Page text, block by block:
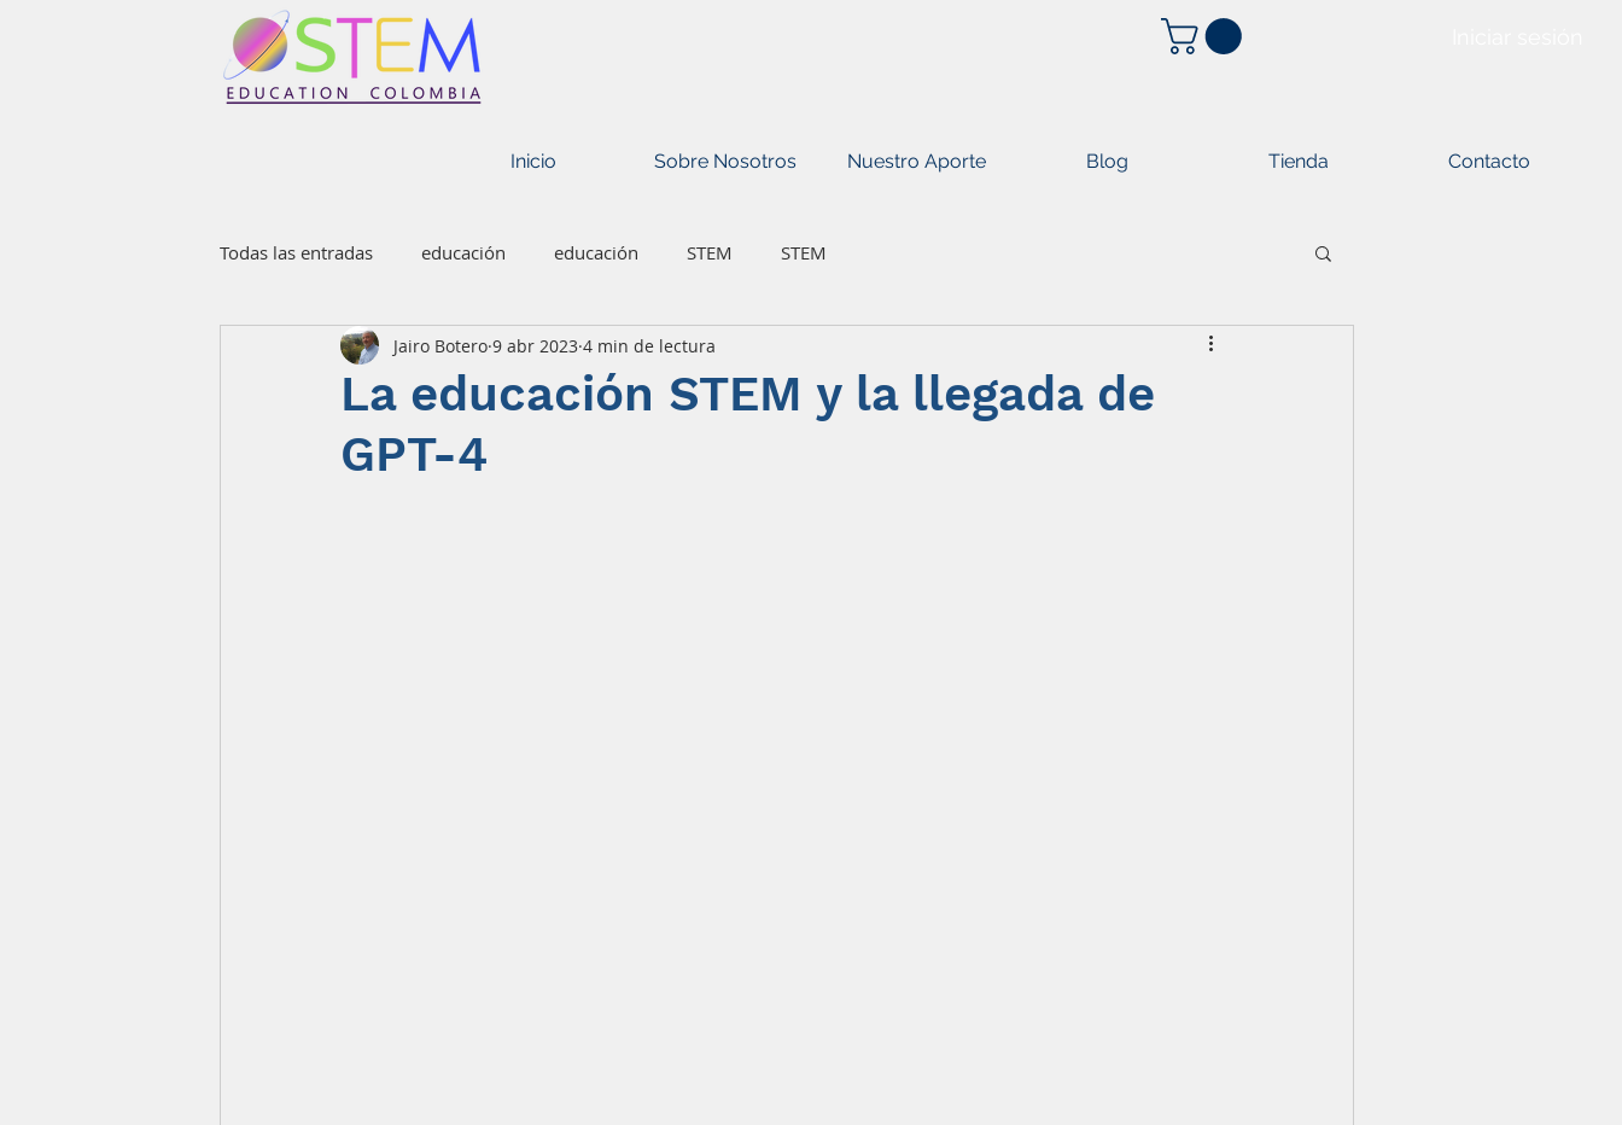
Inicio Sobre Nosotros Nuestro Aporte Blog Tienda Contacto
Todas las entradas educación educación STEM STEM
La educación STEM y la llegada de
GPT-4
Jairo Botero 9 abr 2023 4 min de lectura